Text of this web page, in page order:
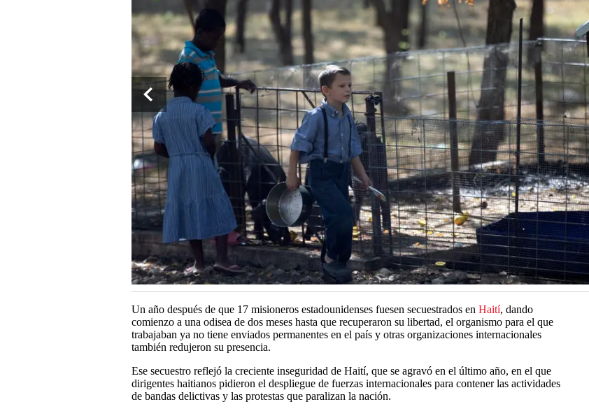
Un año después de que 17 misioneros estadounidenses fuesen secuestrados en Haití, dando
comienzo a una odisea de dos meses hasta que recuperaron su libertad, el organismo para el que
trabajaban ya no tiene enviados permanentes en el país y otras organizaciones internacionales
también redujeron su presencia.
Ese secuestro reflejó la creciente inseguridad de Haití, que se agravó en el último año, en el que
dirigentes haitianos pidieron el despliegue de fuerzas internacionales para contener las actividades
de bandas delictivas y las protestas que paralizan la nación.